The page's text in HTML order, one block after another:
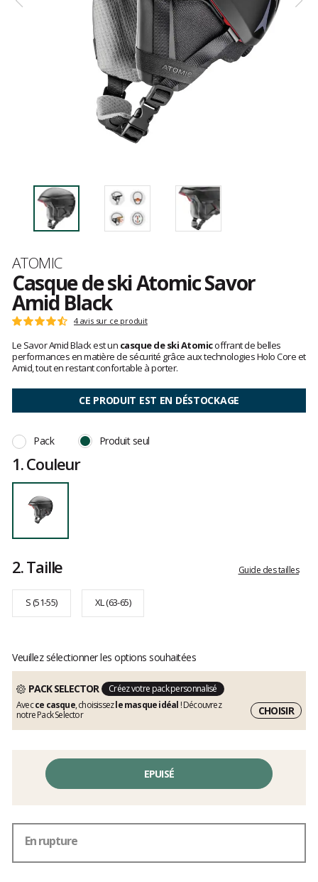
Marque
ATOMIC
Casque de ski Atomic Savor
Amid Black
Les
clients
Note
:
4.2
sur
4 avis sur ce produit
Le Savor Amid Black est un casque de ski Atomicoffrant de belles
performances en matière de sécurité grâce aux technologies Holo Core et
Amid, tout en restant confortable à porter.
CE PRODUIT EST EN DÉSTOCKAGE
Pack Produit seul
1.Couleur
2.Taille Guide des tailles
S (51-55) XL (63-65)
Veuillez sélectionner les options souhaitées
PACK SELECTOR
Créez votre pack personnalisé
Avecce casque, choisissezle masque idéal ! Découvrez
notre Pack Selector
CHOISIR
EPUISÉ
En rupture